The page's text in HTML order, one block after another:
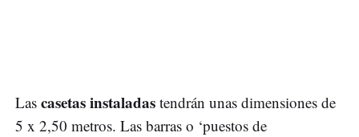
Las casetas instaladas tendrán unas dimensiones de
5 x 2,50 metros. Las barras o ‘puestos de